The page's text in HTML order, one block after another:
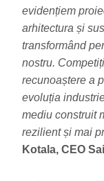
evidențiem
arhitectura și
transformând
nostru.
recunoaștere a
evoluția
mediu construit
rezilient și mai
Kotala, CEO